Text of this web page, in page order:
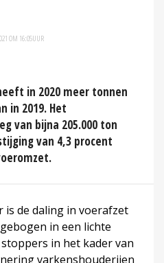
OM 16:05UUR
in 2020 meer tonnen
in 2019. Het
van bijna 205.000 ton
van 4,3 procent
is de daling in voerafzet
in een lichte
in het kader van
varkenshouderijen